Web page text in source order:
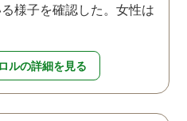
様子を確認した。女性は
ルの詳細を見る